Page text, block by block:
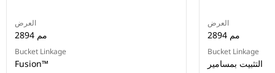
العرض
2894 مم
Bucket Linkage
Fusion™‎
العرض
2894 مم
Bucket Linkage
التثبيت بمسامير